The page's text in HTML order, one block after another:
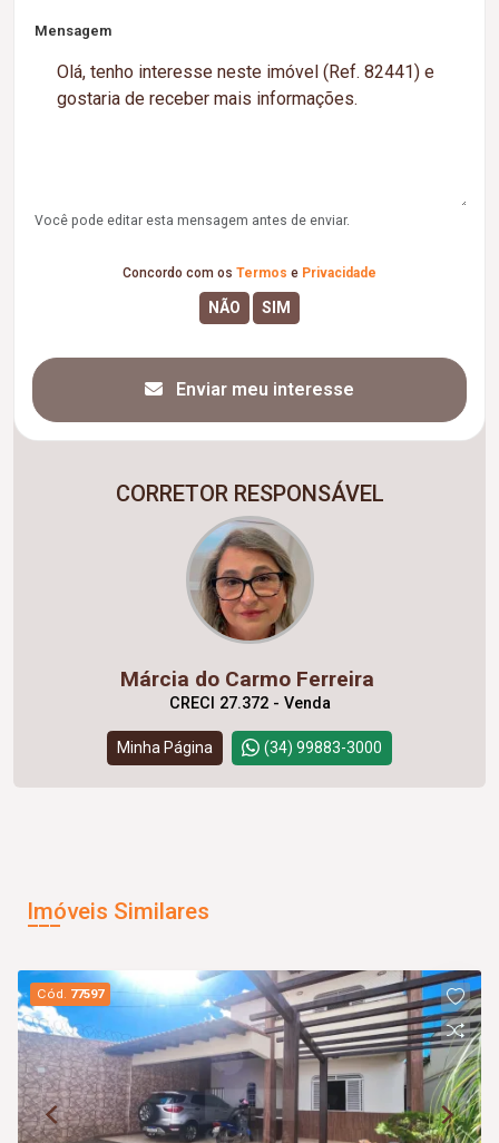
Mensagem
Você pode editar esta mensagem antes de enviar.
Concordo com os Termos e Privacidade
Enviar meu interesse
CORRETOR RESPONSÁVEL
Márcia do Carmo Ferreira
CRECI 27.372 - Venda
Minha Página (34) 99883-3000
Imóveis Similares
Cód. 77597